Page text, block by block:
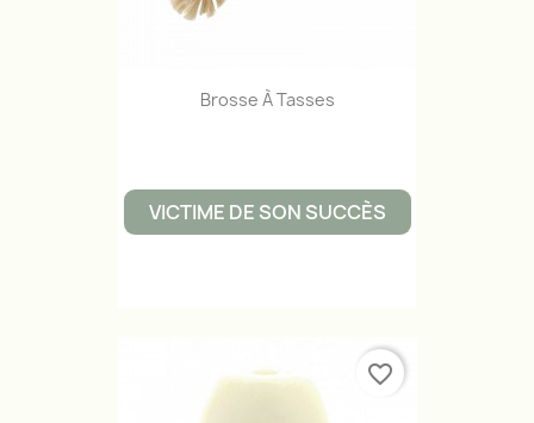
Brosse À Tasses
VICTIME DE SON SUCCÈS
favorite_border